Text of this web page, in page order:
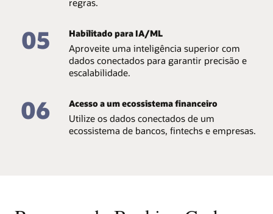
05 Habilitado para IA/ML
Aproveite uma inteligência superior com
dados conectados para garantir precisão e
escalabilidade.
06 Acesso a um ecossistema financeiro
Utilize os dados conectados de um
ecossistema de bancos, fintechs e empresas.